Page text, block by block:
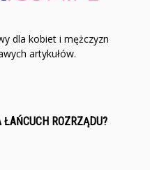
dla kobiet i mężczyzn
artykułów.
ŁAŃCUCH ROZRZĄDU?